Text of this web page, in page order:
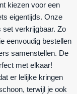
kiezen voor een
eigentijds. Onze
set verkrijgbaar. Zo
eenvoudig bestellen
samenstellen. De
met elkaar!
er lelijke kringen
terwijl je ook